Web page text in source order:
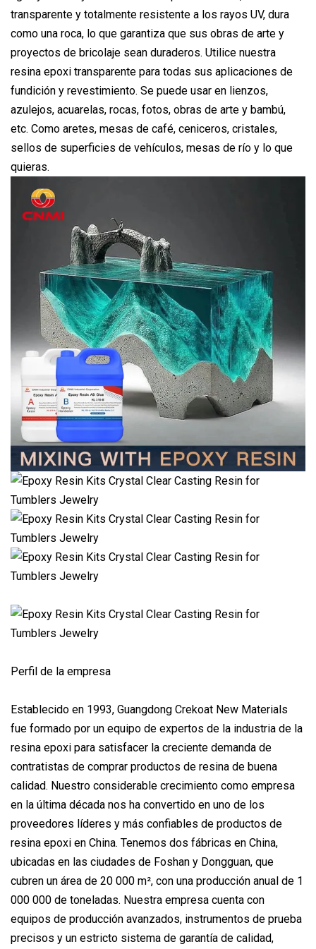
transparente y totalmente resistente a los rayos UV, dura
como una roca, lo que garantiza que sus obras de arte y
proyectos de bricolaje sean duraderos. Utilice nuestra
resina epoxi transparente para todas sus aplicaciones de
fundición y revestimiento. Se puede usar en lienzos,
azulejos, acuarelas, rocas, fotos, obras de arte y bambú,
etc. Como aretes, mesas de café, ceniceros, cristales,
sellos de superficies de vehículos, mesas de río y lo que
quieras.
Perfil de la empresa
Establecido en 1993, Guangdong Crekoat New Materials
fue formado por un equipo de expertos de la industria de la
resina epoxi para satisfacer la creciente demanda de
contratistas de comprar productos de resina de buena
calidad. Nuestro considerable crecimiento como empresa
en la última década nos ha convertido en uno de los
proveedores líderes y más confiables de productos de
resina epoxi en China. Tenemos dos fábricas en China,
ubicadas en las ciudades de Foshan y Dongguan, que
cubren un área de 20 000 m², con una producción anual de 1
000 000 de toneladas. Nuestra empresa cuenta con
equipos de producción avanzados, instrumentos de prueba
precisos y un estricto sistema de garantía de calidad,